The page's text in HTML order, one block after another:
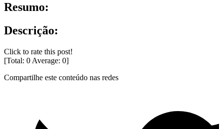
Resumo:
Descrição:
Click to rate this post!
[Total: 0 Average: 0]
Compartilhe este conteúdo nas redes